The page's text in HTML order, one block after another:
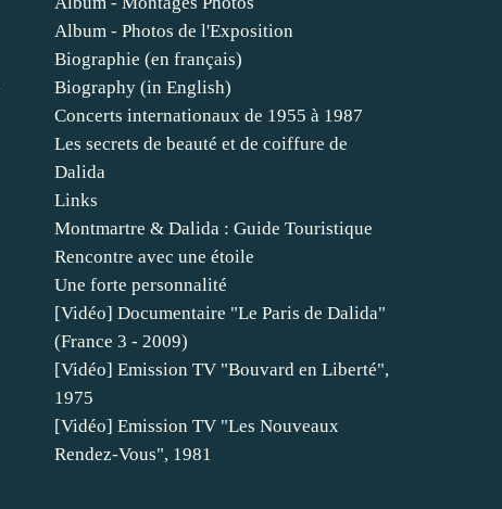
Album - Photos de l'Exposition
Biographie (en français)
Biography (in English)
Concerts internationaux de 1955 à 1987
Les secrets de beauté et de coiffure de
Dalida
Links
Montmartre & Dalida : Guide Touristique
Rencontre avec une étoile
Une forte personnalité
[Vidéo] Documentaire "Le Paris de Dalida"
(France 3 - 2009)
[Vidéo] Emission TV "Bouvard en Liberté",
1975
[Vidéo] Emission TV "Les Nouveaux
Rendez-Vous", 1981